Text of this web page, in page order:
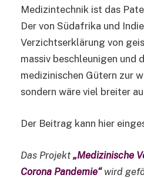
Medizintechnik ist das
Der von Südafrika und
Verzichtserklärung von
massiv beschleunigen
medizinischen Gütern zur
sondern wäre viel breiter
Der Beitrag kann hier
Das Projekt „Medizinische
Corona Pandemie“ wird